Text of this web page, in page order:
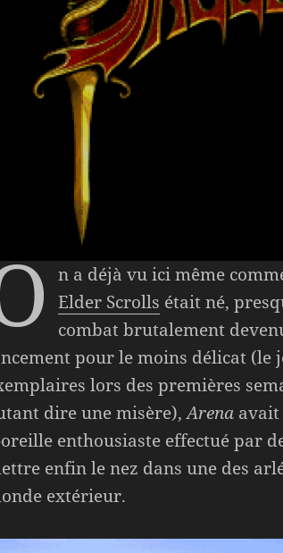
n a déjà vu ici même
Elder Scrolls était né,
combat brutalement
pour le moins délicat (le
lors des premières
dire une misère),Arena avait
enthousiaste effectué par
enfin le nez dans une des
extérieur.